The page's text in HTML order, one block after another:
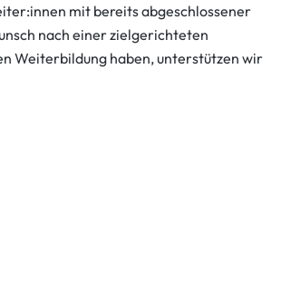
mit bereits abgeschlossener
nach einer zielgerichteten
Weiterbildung haben, unterstützen wir